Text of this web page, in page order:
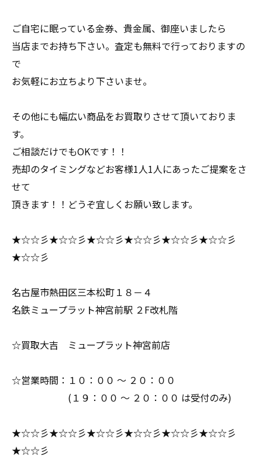
ご自宅に眠っている金券、貴金属、御座いましたら
当店までお持ち下さい。査定も無料で行っておりますの
で
お気軽にお立ちより下さいませ。
その他にも幅広い商品をお買取りさせて頂いておりま
す。
ご相談だけでもOKです！！
売却のタイミングなどお客様1人1人にあったご提案をさ
せて
頂きます！！どうぞ宜しくお願い致します。
★☆☆彡★☆☆彡★☆☆彡★☆☆彡★☆☆彡★☆☆彡
★☆☆彡
名古屋市熱田区三本松町１８－４
名鉄ミュープラット神宮前駅 ２F改札階
☆買取大吉 ミュープラット神宮前店
☆営業時間：１０：００ ～ ２０：００
(１９：００ ～ ２０：００ は受付のみ)
★☆☆彡★☆☆彡★☆☆彡★☆☆彡★☆☆彡★☆☆彡
★☆☆彡